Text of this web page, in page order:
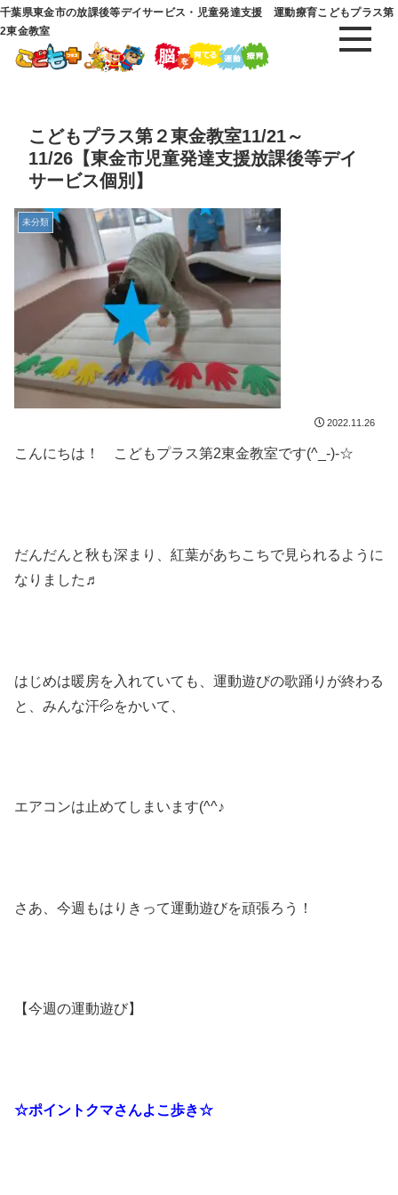
千葉県東金市の放課後等デイサービス・児童発達支援 運動療育こどもプラス第
2東金教室
こどもプラス第２東金教室11/21～
11/26【東金市児童発達支援放課後等デイ
サービス個別】
未分類
2022.11.26
こんにちは！ こどもプラス第2東金教室です(^_-)-☆
だんだんと秋も深まり、紅葉があちこちで見られるように
なりました♬
はじめは暖房を入れていても、運動遊びの歌踊りが終わる
と、みんな汗💦をかいて、
エアコンは止めてしまいます(^^♪
さあ、今週もはりきって運動遊びを頑張ろう！
【今週の運動遊び】
☆ポイントクマさんよこ歩き☆